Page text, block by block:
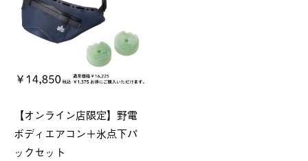
【オンライン店限定】野電
ボディエアコン＋氷点下パ
ックセット